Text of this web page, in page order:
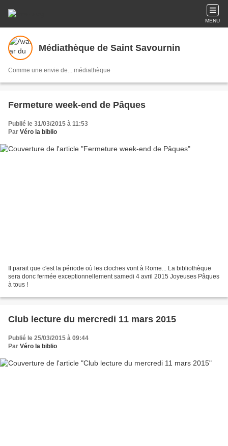
MENU
Médiathèque de Saint Savournin
Comme une envie de... médiathèque
Fermeture week-end de Pâques
Publié le 31/03/2015 à 11:53
Par Véro la biblio
Il parait que c'est la période où les cloches vont à Rome... La bibliothèque
sera donc fermée exceptionnellement samedi 4 avril 2015 Joyeuses Pâques
à tous !
Club lecture du mercredi 11 mars 2015
Publié le 25/03/2015 à 09:44
Par Véro la biblio